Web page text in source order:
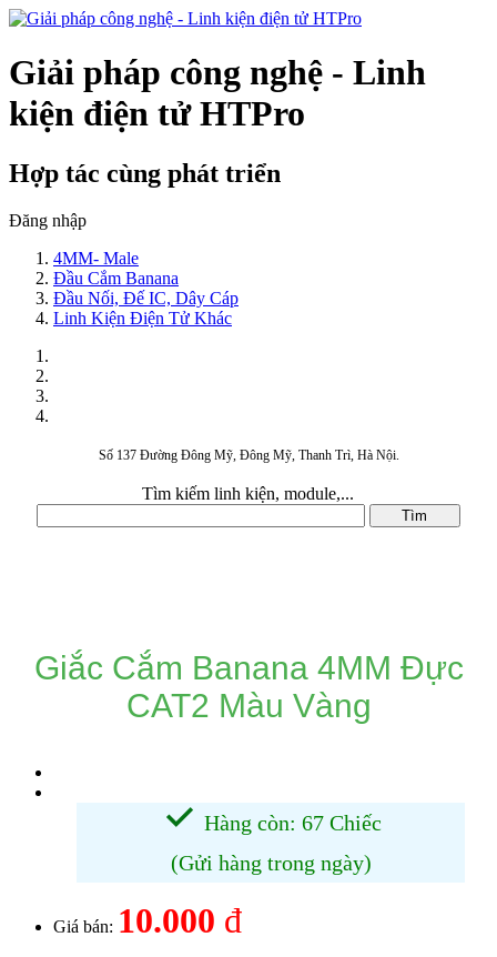
Giải pháp công nghệ - Linh
kiện điện tử HTPro
Hợp tác cùng phát triển
Đăng nhập
4MM- Male
Đầu Cắm Banana
Đầu Nối, Đế IC, Dây Cáp
Linh Kiện Điện Tử Khác
Số 137 Đường Đông Mỹ, Đông Mỹ, Thanh Trì, Hà Nội.
Tìm kiếm linh kiện, module,...
Giắc Cắm Banana 4MM Đực
CAT2 Màu Vàng
Hàng còn: 67 Chiếc
(Gửi hàng trong ngày)
Giá bán: 10.000 đ